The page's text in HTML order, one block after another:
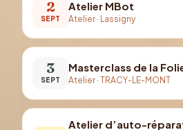
2
SEPT
Atelier MBot
Atelier · Lassigny
3
SEPT
Masterclass de la
Atelier · TRACY-LE-MONT
Atelier d’auto-